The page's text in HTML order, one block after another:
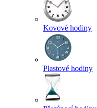
Kovové hodiny
Plastové hodiny